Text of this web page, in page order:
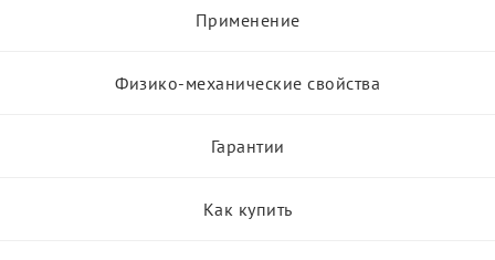
Применение
Физико-механические свойства
Гарантии
Как купить